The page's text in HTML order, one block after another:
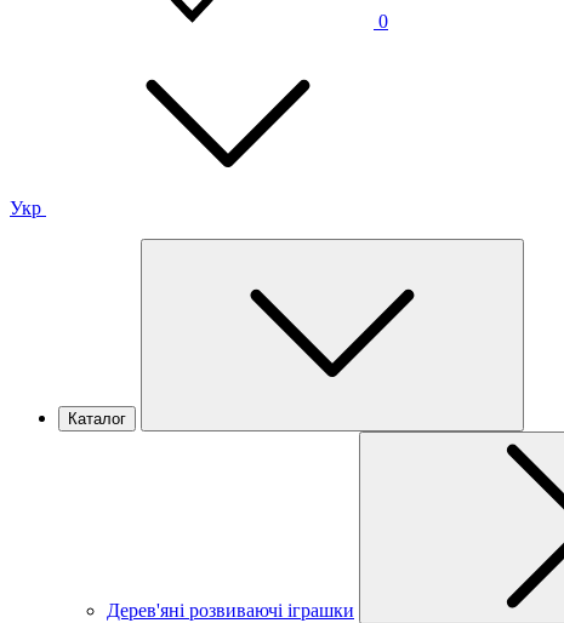
0
Укр
Каталог
Дерев'яні розвиваючі іграшки